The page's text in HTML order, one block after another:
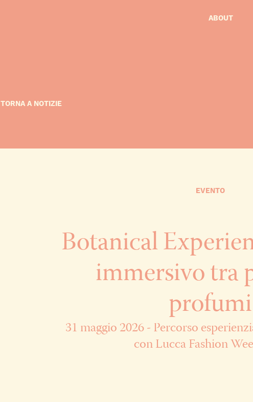
ABOUT
TORNA A NOTIZIE
EVENTO
Botanical
immersivo tra
profumi
31 maggio 2026 - Percorso
con Lucca Fashion